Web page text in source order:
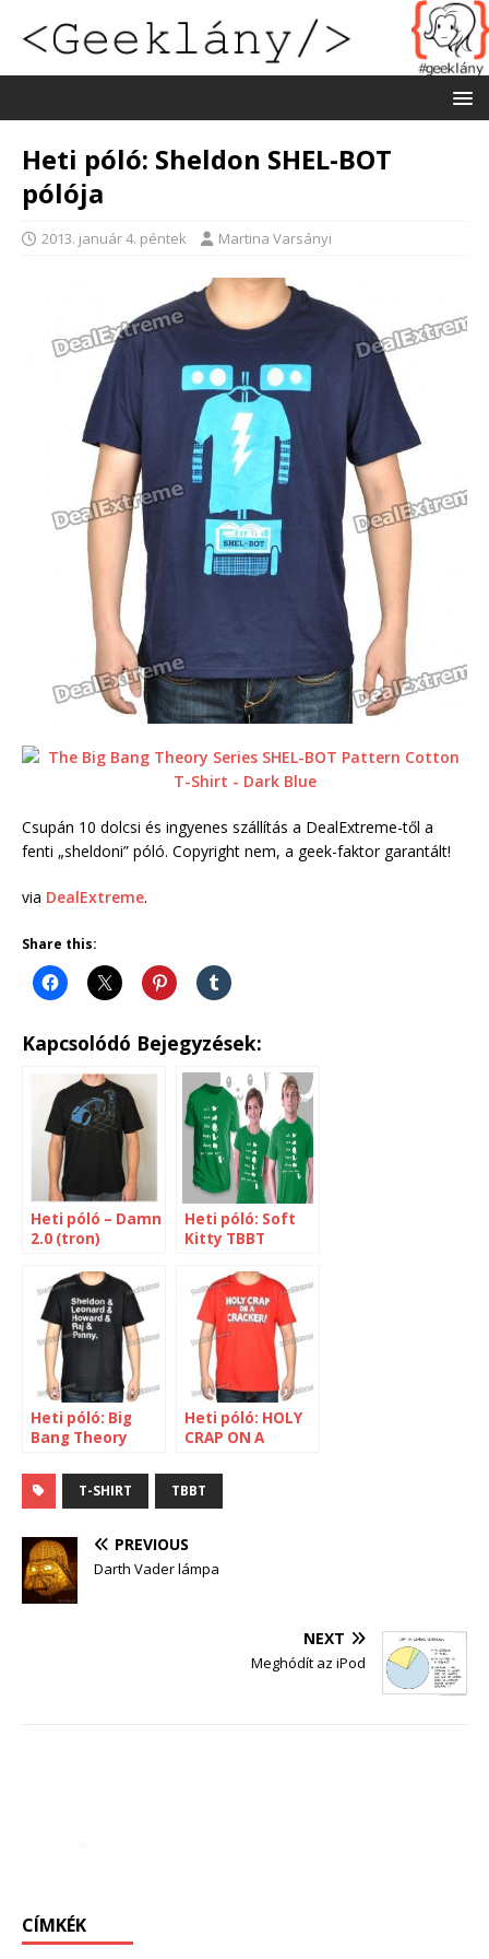
Heti póló: Sheldon SHEL-BOT
pólója
2013. január 4. péntek Martina Varsányi
Csupán 10 dolcsi és ingyenes szállítás a DealExtreme-től a
fenti „sheldoni” póló. Copyright nem, a geek-faktor garantált!
via DealExtreme.
Share this:
Kapcsolódó Bejegyzések:
Heti póló – Damn
2.0 (tron)
Heti póló: Soft
Kitty TBBT
Heti póló: Big
Bang Theory
Heti póló: HOLY
CRAP ON A
T-SHIRT TBBT
PREVIOUS
Darth Vader lámpa
NEXT
Meghódít az iPod
CÍMKÉK